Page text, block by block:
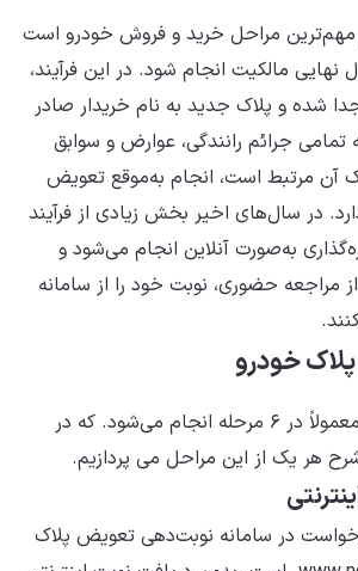
مراحل خرید و فروش خودرو است
نهایی مالکیت انجام شود. در این فرآیند،
شده و پلاک جدید به نام خریدار صادر
جرائم رانندگی، عوارض و سوابق
آن مرتبط است، انجام به‌موقع تعویض
در سال‌های اخیر بخش زیادی از فرآیند
به‌صورت آنلاین انجام می‌شود و
مراجعه حضوری، نوبت خود را از سامانه
خودرو
فرآیند تعویض پلاک معمولاً در ۶ مرحله انجام می‌شود. که در
هر یک از این مراحل می پردازیم.
در سامانه نوبت‌دهی تعویض پلاک